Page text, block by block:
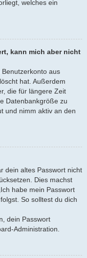
welches ein
kann mich aber nicht
aus
hat. Außerdem
die für längere Zeit
Datenbankgröße zu
und nimm aktiv an den
dein altes Passwort nicht
Dies machst
habe mein Passwort
So solltest du dich
dein Passwort
Administration.